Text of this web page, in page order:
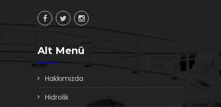
Alt Menü
Hakkımızda
Hidrolik